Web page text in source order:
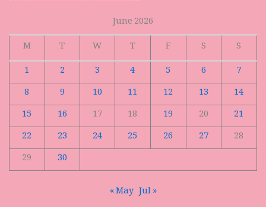
June 2026
M
T W T F S
S
1
2 3 4 5 6
7
8
9 10 11 12 13
14
15
16 17 18 19 20
21
22
23 24 25 26 27
28
29
30
« May Jul »